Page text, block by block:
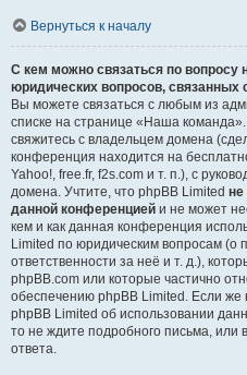
Вернуться к началу
С кем можно связаться по вопросу
юридических вопросов, связанных
Вы можете связаться с любым из
списке на странице «Наша
свяжитесь с владельцем домена
конференция находится на
Yahoo!, free.fr, f2s.com и т. п.), с
домена. Учтите, что phpBB Limited не
данной конференцией и не может
кем и как данная конференция
Limited по юридическим вопросам (о
ответственности за неё и т. д.),
phpBB.com или которые частично
обеспечению phpBB Limited. Если же
phpBB Limited об использовании
то не ждите подробного письма,
ответа.